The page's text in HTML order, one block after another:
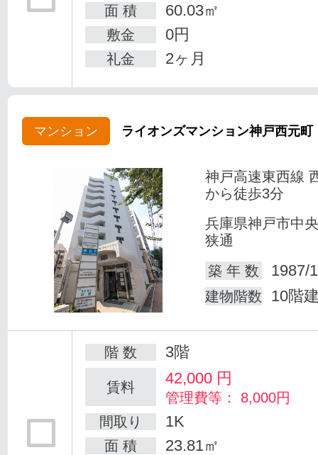
面 積 60.03㎡
敷金 0円
礼金 2ヶ月
マンション ライオンズマンション神戸西元町
神戸高速東西線
から徒歩3分
兵庫県神戸市中
狭通
築 年 数
1987/
建物階数 10階
階 数 3階
賃料 42,000 円
管理費等： 8,000円
間取り
1K
面 積 23.81㎡